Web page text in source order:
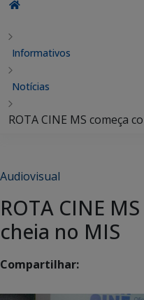
Informativos
Notícias
ROTA CINE MS começa
Audiovisual
ROTA CINE
cheia no MIS
Compartilhar: